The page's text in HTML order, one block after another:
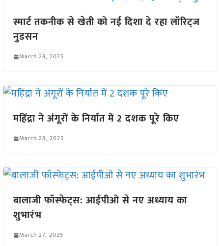
स्मार्ट तकनीक से खेती को नई दिशा दे रहा लॉरिट्ज
नुडसन
March 28, 2025
महिंद्रा ने अंगूरों के निर्यात में 2 दशक पूरे किए
March 28, 2025
बालाजी फॉस्फेट्स: आईपीओ से नए अध्याय का
शुभारंभ
March 27, 2025